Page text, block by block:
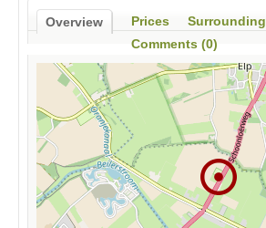
Overview Prices Surrounding
Comments (0)